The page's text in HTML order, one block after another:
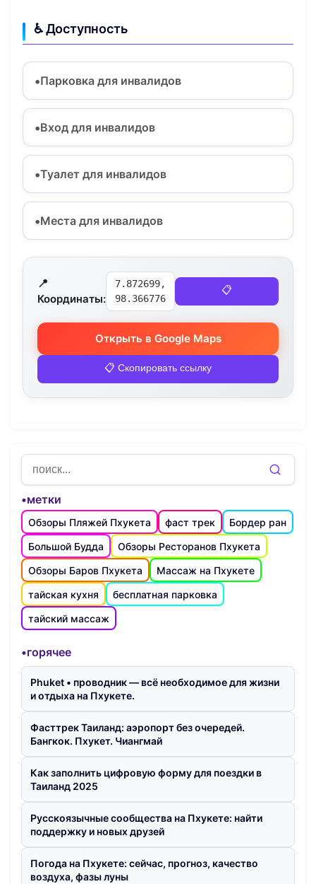
♿ Доступность
Парковка для инвалидов
Вход для инвалидов
Туалет для инвалидов
Места для инвалидов
📍
Координаты:
7.872699,
98.366776
📋
Открыть в Google Maps
📋 Скопировать ссылку
•метки
Обзоры Пляжей Пхукета фаст трек
Бордер ран
Большой Будда
Обзоры Ресторанов Пхукета
Обзоры Баров Пхукета
Массаж на Пхукете
тайская кухня
бесплатная парковка
тайский массаж
•горячее
Phuket • проводник — всё необходимое для жизни
и отдыха на Пхукете.
Фасттрек Таиланд: аэропорт без очередей.
Бангкок. Пхукет. Чиангмай
Как заполнить цифровую форму для поездки в
Таиланд 2025
Русскоязычные сообщества на Пхукете: найти
поддержку и новых друзей
Погода на Пхукете: сейчас, прогноз, качество
воздуха, фазы луны